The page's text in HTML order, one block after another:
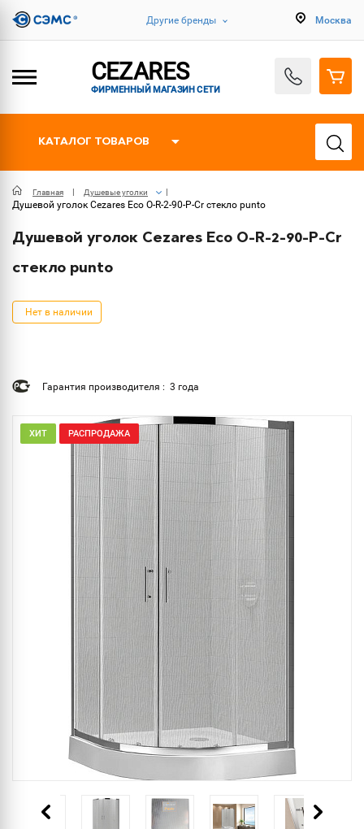
Другие бренды Москва
CEZARES
ФИРМЕННЫЙ МАГАЗИН СЕТИ
КАТАЛОГ ТОВАРОВ
Главная Душевые уголки
Душевой уголок Cezares Eco O-R-2-90-P-Cr стекло punto
Душевой уголок Cezares Eco O-R-2-90-P-Cr
стекло punto
Нет в наличии
Гарантия производителя : 3 года
ХИТ РАСПРОДАЖА